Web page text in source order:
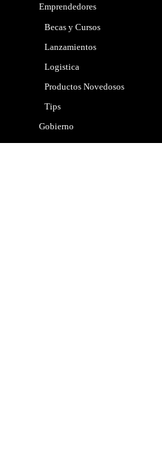
Emprendedores
Becas y Cursos
Lanzamientos
Logistica
Productos Novedosos
Tips
Gobierno
Internacional